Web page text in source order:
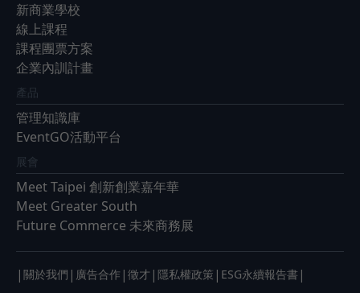
新商業學校
線上課程
課程團票方案
企業內訓計畫
產品
管理知識庫
EventGO活動平台
展會
Meet Taipei 創新創業嘉年華
Meet Greater South
Future Commerce 未來商務展
| 關於我們 | 廣告合作 | 徵才 | 隱私權政策 | ESG永續報告書 |